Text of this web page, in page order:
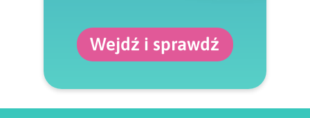
Wejdź i sprawdź